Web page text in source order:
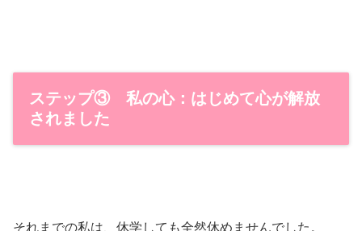
ステップ③ 私の心：はじめて心が解放
されました
それまでの私は、休学しても全然休めませんでした。